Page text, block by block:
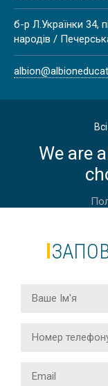
б-р Л.Українки 34,
народів /
We are